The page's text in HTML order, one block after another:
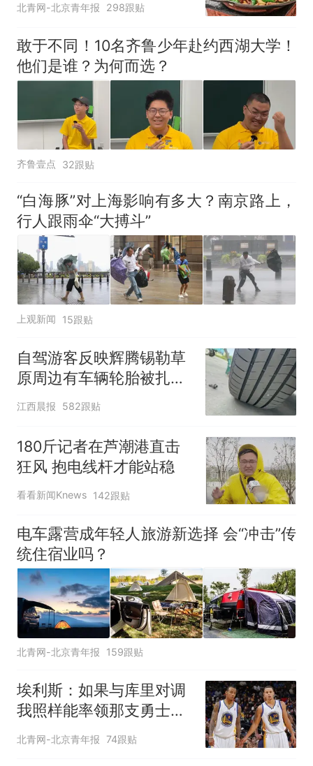
北青网-北京青年报 298跟贴
敢于不同！10名齐鲁少年赴约西湖大学！
他们是谁？为何而选？
齐鲁壹点 32跟贴
“白海豚”对上海影响有多大？南京路上，
行人跟雨伞“大搏斗”
上观新闻 15跟贴
自驾游客反映辉腾锡勒草
原周边有车辆轮胎被扎，
修理店铺换胎价格高达千
江西晨报 582跟贴
180斤记者在芦潮港直击
狂风 抱电线杆才能站稳
看看新闻Knews 142跟贴
电车露营成年轻人旅游新选择 会“冲击”传
统住宿业吗？
北青网-北京青年报 159跟贴
埃利斯：如果与库里对调
我照样能率领那支勇士取
得现在的成就
北青网-北京青年报 74跟贴